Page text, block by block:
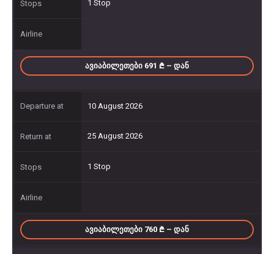
1 Stop
ᲐᲕᲘᲐᲑᲘᲚᲔᲗᲔᲑᲘ 691 – ᲓᲐᲜ
10 August 2026
25 August 2026
1 Stop
ᲐᲕᲘᲐᲑᲘᲚᲔᲗᲔᲑᲘ 760 – ᲓᲐᲜ